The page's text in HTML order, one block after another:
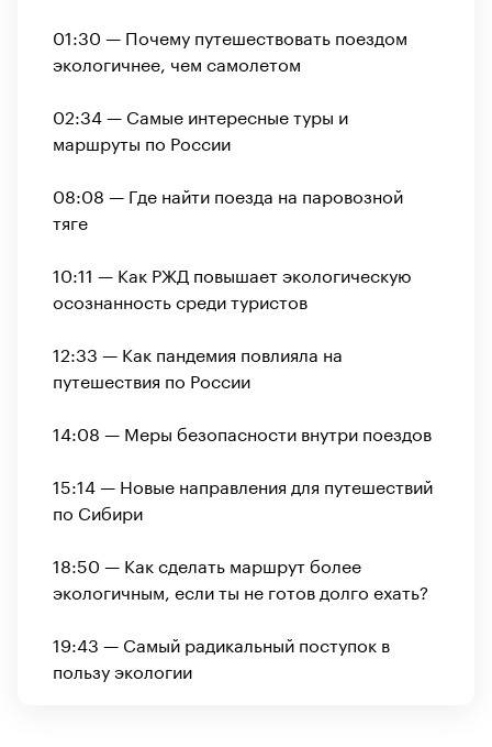
01:30 — Почему путешествовать поездом
экологичнее, чем самолетом
02:34 — Самые интересные туры и
маршруты по России
08:08 — Где найти поезда на паровозной
тяге
10:11 — Как РЖД повышает экологическую
осознанность среди туристов
12:33 — Как пандемия повлияла на
путешествия по России
14:08 — Меры безопасности внутри поездов
15:14 — Новые направления для путешествий
по Сибири
18:50 — Как сделать маршрут более
экологичным, если ты не готов долго ехать?
19:43 — Самый радикальный поступок в
пользу экологии